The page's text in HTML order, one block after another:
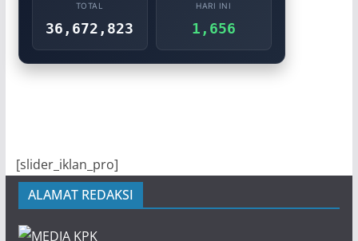
TOTAL
36,672,823
HARI INI
1,656
[slider_iklan_pro]
ALAMAT REDAKSI